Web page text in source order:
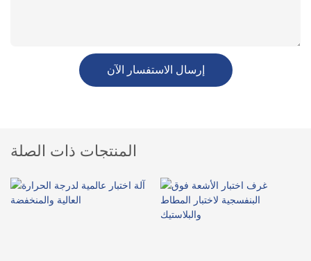
إرسال الاستفسار الآن
المنتجات ذات الصلة